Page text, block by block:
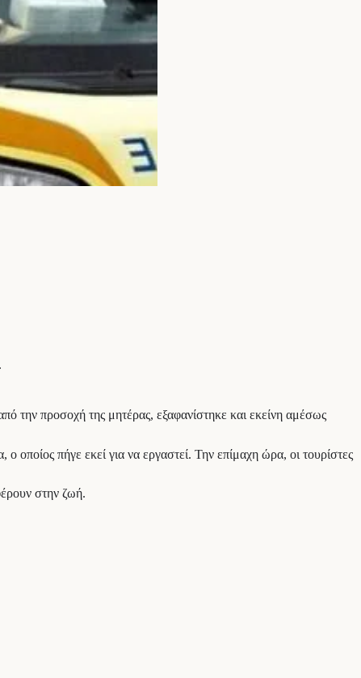
την προσοχή της μητέρας, εξαφανίστηκε και εκείνη αμέσως
οποίος πήγε εκεί για να εργαστεί. Την επίμαχη ώρα, οι τουρίστες
στην ζωή.